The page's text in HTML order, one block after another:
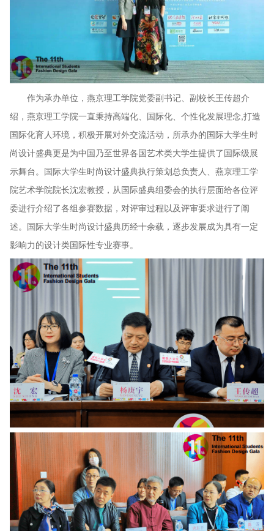
作为承办单位，燕京理工学院党委副书记、副校长王传超介
绍，燕京理工学院一直秉持高端化、国际化、个性化发展理念,打造
国际化育人环境，积极开展对外交流活动，所承办的国际大学生时
尚设计盛典更是为中国乃至世界各国艺术类大学生提供了国际级展
示舞台。国际大学生时尚设计盛典执行策划总负责人、燕京理工学
院艺术学院院长沈宏教授，从国际盛典组委会的执行层面给各位评
委进行介绍了各组参赛数据，对评审过程以及评审要求进行了阐
述。国际大学生时尚设计盛典历经十余载，逐步发展成为具有一定
影响力的设计类国际性专业赛事。